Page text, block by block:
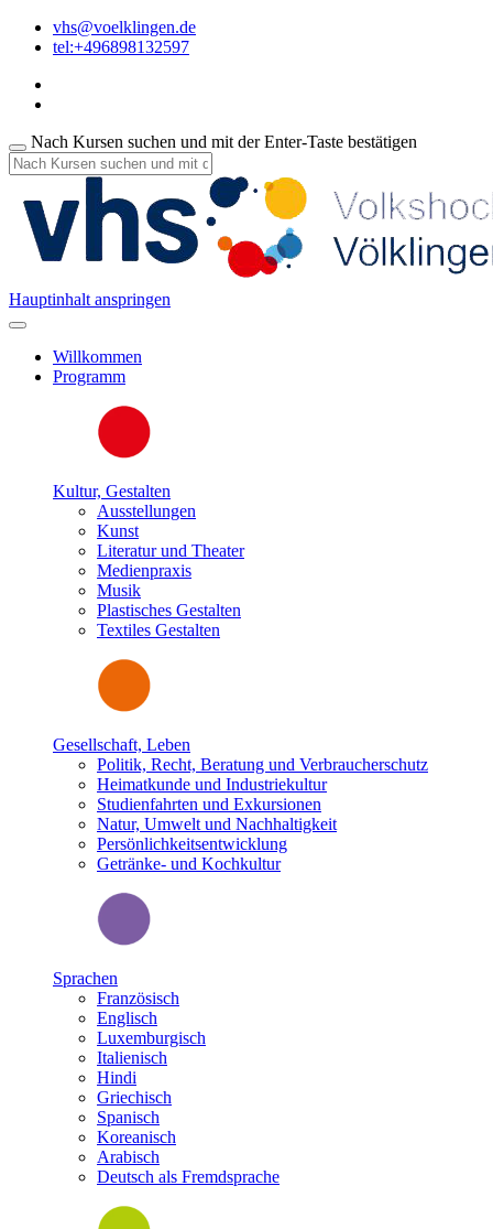
vhs@voelklingen.de
tel:+496898132597
Nach Kursen suchen und mit der Enter-Taste bestätigen
Hauptinhalt anspringen
Willkommen
Programm
Kultur, Gestalten
Ausstellungen
Kunst
Literatur und Theater
Medienpraxis
Musik
Plastisches Gestalten
Textiles Gestalten
Gesellschaft, Leben
Politik, Recht, Beratung und Verbraucherschutz
Heimatkunde und Industriekultur
Studienfahrten und Exkursionen
Natur, Umwelt und Nachhaltigkeit
Persönlichkeitsentwicklung
Getränke- und Kochkultur
Sprachen
Französisch
Englisch
Luxemburgisch
Italienisch
Hindi
Griechisch
Spanisch
Koreanisch
Arabisch
Deutsch als Fremdsprache